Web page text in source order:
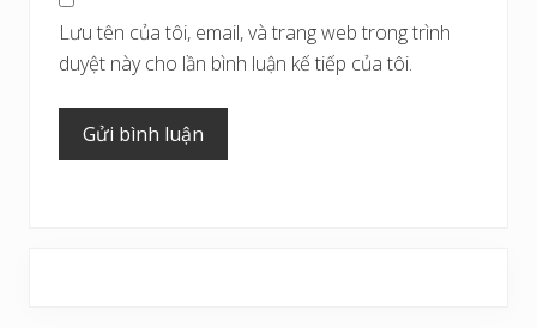
Lưu tên của tôi, email, và trang web trong trình
duyệt này cho lần bình luận kế tiếp của tôi.